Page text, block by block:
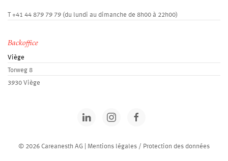
+41 44 879 79 79 (du lundi au dimanche de 8h00 à 22h00)
Backoffice
Viège
Torweg 8
3930 Viège
© 2026 Careanesth AG | Mentions légales / Protection des données